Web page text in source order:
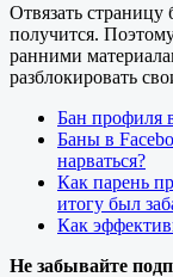
Отвязать страницу
получится.
ранними
разблокировать
Бан профиля
Баны в
нарваться?
Как парень
итогу был
Как
Не забывайте